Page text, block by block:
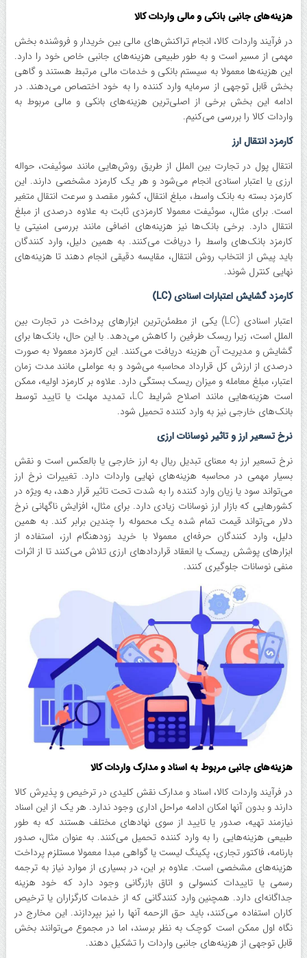
هزینه‌های جانبی بانکی و مالی واردات کالا
در فرآیند واردات کالا، انجام تراکنش‌های مالی بین خریدار و فروشنده بخش
مهمی از مسیر است و به طور طبیعی هزینه‌های جانبی خاص خود را دارد.
این هزینه‌ها معمولا به سیستم بانکی و خدمات مالی مرتبط هستند و گاهی
بخش قابل توجهی از سرمایه وارد کننده را به خود اختصاص می‌دهند. در
ادامه این بخش برخی از اصلی‌ترین هزینه‌های بانکی و مالی مربوط به
واردات کالا را بررسی می‌کنیم.
کارمزد انتقال ارز
انتقال پول در تجارت بین الملل از طریق روش‌هایی مانند سوئیفت، حواله
ارزی یا اعتبار اسنادی انجام می‌شود و هر یک کارمزد مشخصی دارند. این
کارمزد بسته به بانک واسط، مبلغ انتقال، کشور مقصد و سرعت انتقال متغیر
است. برای مثال، سوئیفت معمولا کارمزدی ثابت به علاوه درصدی از مبلغ
انتقال دارد. برخی بانک‌ها نیز هزینه‌های اضافی مانند بررسی امنیتی یا
کارمزد بانک‌های واسط را دریافت می‌کنند. به همین دلیل، وارد کنندگان
باید پیش از انتخاب روش انتقال، مقایسه دقیقی انجام دهند تا هزینه‌های
نهایی کنترل شوند.
کارمزد گشایش اعتبارات اسنادی (LC)
اعتبار اسنادی (LC) یکی از مطمئن‌ترین ابزار‌های پرداخت در تجارت بین
الملل است، زیرا ریسک طرفین را کاهش می‌دهد. با این حال، بانک‌ها برای
گشایش و مدیریت آن هزینه دریافت می‌کنند. این کارمزد معمولا به صورت
درصدی از ارزش کل قرارداد محاسبه می‌شود و به عواملی مانند مدت زمان
اعتبار، مبلغ معامله و میزان ریسک بستگی دارد. علاوه بر کارمزد اولیه، ممکن
است هزینه‌هایی مانند اصلاح شرایط LC، تمدید مهلت یا تایید توسط
بانک‌های خارجی نیز به وارد کننده تحمیل شود.
نرخ تسعیر ارز و تاثیر نوسانات ارزی
نرخ تسعیر ارز به معنای تبدیل ریال به ارز خارجی یا بالعکس است و نقش
بسیار مهمی در محاسبه هزینه‌های نهایی واردات دارد. تغییرات نرخ ارز
می‌تواند سود یا زیان وارد کننده را به شدت تحت تاثیر قرار دهد، به ویژه در
کشور‌هایی که بازار ارز نوسانات زیادی دارد. برای مثال، افزایش ناگهانی نرخ
دلار می‌تواند قیمت تمام شده یک محموله را چندین برابر کند. به همین
دلیل، وارد کنندگان حرفه‌ای معمولا با خرید زودهنگام ارز، استفاده از
ابزار‌های پوشش ریسک یا انعقاد قرارداد‌های ارزی تلاش می‌کنند تا از اثرات
منفی نوسانات جلوگیری کنند.
هزینه‌های جانبی مربوط به اسناد و مدارک واردات کالا
در فرآیند واردات کالا، اسناد و مدارک نقش کلیدی در ترخیص و پذیرش کالا
دارند و بدون آنها امکان ادامه مراحل اداری وجود ندارد. هر یک از این اسناد
نیازمند تهیه، صدور یا تایید از سوی نهاد‌های مختلف هستند که به طور
طبیعی هزینه‌هایی را به وارد کننده تحمیل می‌کنند. به عنوان مثال، صدور
بارنامه، فاکتور تجاری، پکینگ لیست یا گواهی مبدا معمولا مستلزم پرداخت
هزینه‌های مشخصی است. علاوه بر این، در بسیاری از موارد نیاز به ترجمه
رسمی یا تاییدات کنسولی و اتاق بازرگانی وجود دارد که خود هزینه
جداگانه‌ای دارد. همچنین وارد کنندگانی که از خدمات کارگزاران یا ترخیص
کاران استفاده می‌کنند، باید حق الزحمه آنها را نیز بپردازند. این مخارج در
نگاه اول ممکن است کوچک به نظر برسند، اما در مجموع می‌توانند بخش
قابل توجهی از هزینه‌های جانبی واردات را تشکیل دهند.